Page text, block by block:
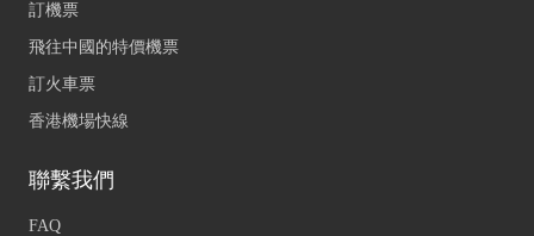
訂機票
飛往中國的特價機票
訂火車票
香港機場快線
聯繫我們
FAQ